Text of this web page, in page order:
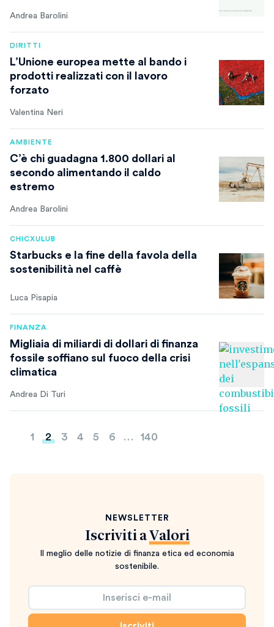
Andrea Barolini
DIRITTI
L’Unione europea mette al bando i
prodotti realizzati con il lavoro
forzato
Valentina Neri
AMBIENTE
C’è chi guadagna 1.800 dollari al
secondo alimentando il caldo
estremo
Andrea Barolini
CHICXULUB
Starbucks e la fine della favola della
sostenibilità nel caffè
Luca Pisapia
FINANZA
Migliaia di miliardi di dollari di finanza
fossile soffiano sul fuoco della crisi
climatica
Andrea Di Turi
Paginazione
1 2 3 4 5 6 … 140
NEWSLETTER
Iscriviti a Valori
Il meglio delle notizie di finanza etica ed economia
sostenibile.